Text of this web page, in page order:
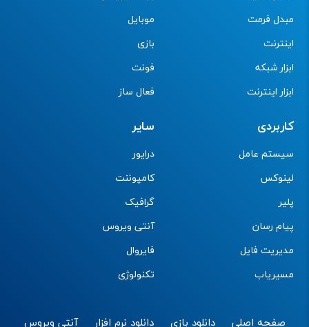
مبدل فرمت
اینترنت
ابزار شبکه
ابزار اینترنت
موبایل
بازی
فونت
فعال ساز
کاربردی
سیستم عامل
لینوکس
پلیر
پیام رسان
مدیریت فایل
مسیریاب
سایر
درایور
کامپوننت
گرافیک
آنتی ویروس
فایروال
تکنولوژی
صفحه اصلی دانلود بازی دانلود نرم افزار آنتی ویروس